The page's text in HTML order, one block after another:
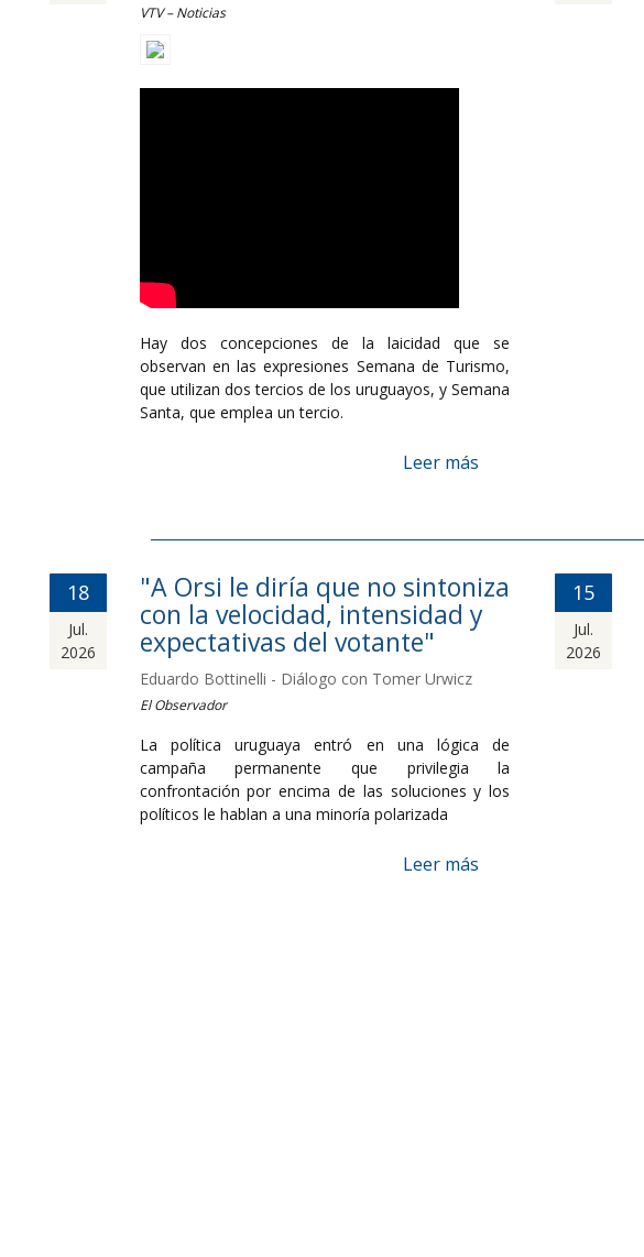
VTV – Noticias
Hay dos concepciones de la laicidad que se
observan en las expresiones Semana de Turismo,
que utilizan dos tercios de los uruguayos, y Semana
Santa, que emplea un tercio.
Leer más
18
Jul.
2026
"A Orsi le diría que no sintoniza
con la velocidad, intensidad y
expectativas del votante"
Eduardo Bottinelli - Diálogo con Tomer Urwicz
El Observador
La política uruguaya entró en una lógica de
campaña permanente que privilegia la
confrontación por encima de las soluciones y los
políticos le hablan a una minoría polarizada
Leer más
15
Jul.
2026